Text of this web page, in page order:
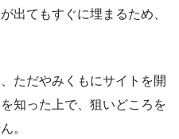
出てもすぐに埋まるため、
ただやみくもにサイトを開
知った上で、狙いどころを
。